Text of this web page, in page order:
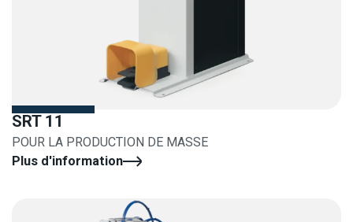
SRT 11
POUR LA PRODUCTION DE MASSE
Plus d'information